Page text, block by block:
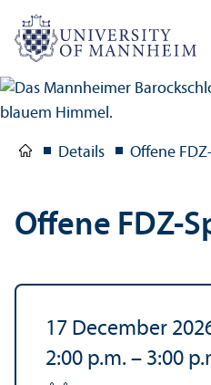
Details Offene
Offene FDZ-
17 December
2:00 p.m. – 3:00